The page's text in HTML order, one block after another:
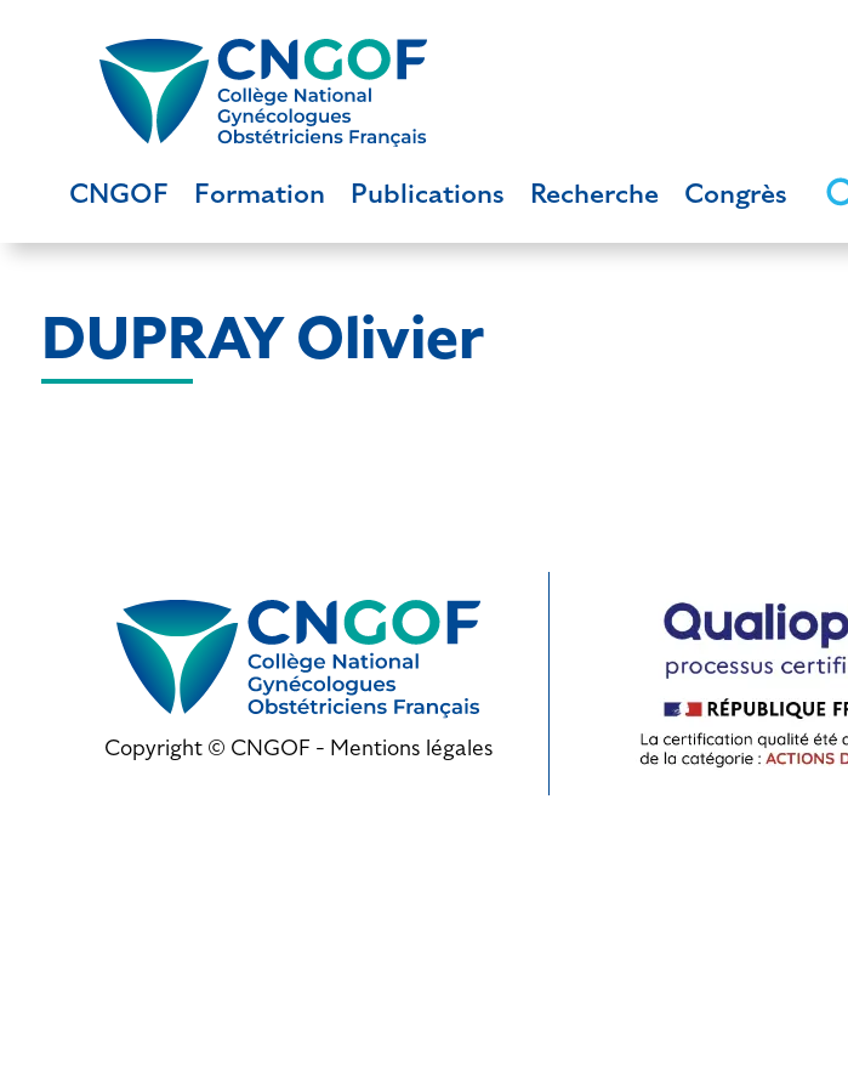
CNGOF Formation Publications Recherche Congrès
DUPRAY Olivier
Copyright © CNGOF - Mentions légales